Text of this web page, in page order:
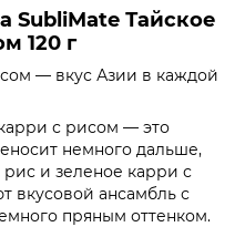
SubliMate Тайское
120 г
— вкус Азии в каждой
с рисом — это
немного дальше,
и зеленое карри с
вкусовой ансамбль с
пряным оттенком.